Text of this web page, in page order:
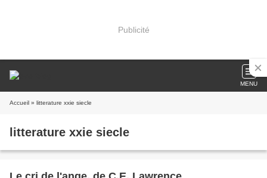
Publicité
MENU
Accueil » litterature xxie siecle
litterature xxie siecle